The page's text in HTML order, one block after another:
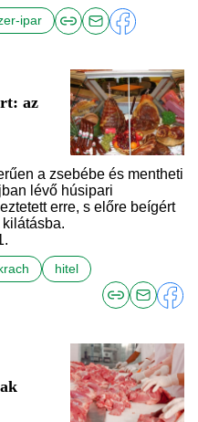
ipar
az
a zsebébe és mentheti
lévő húsipari
erre, s előre beígért
hitel